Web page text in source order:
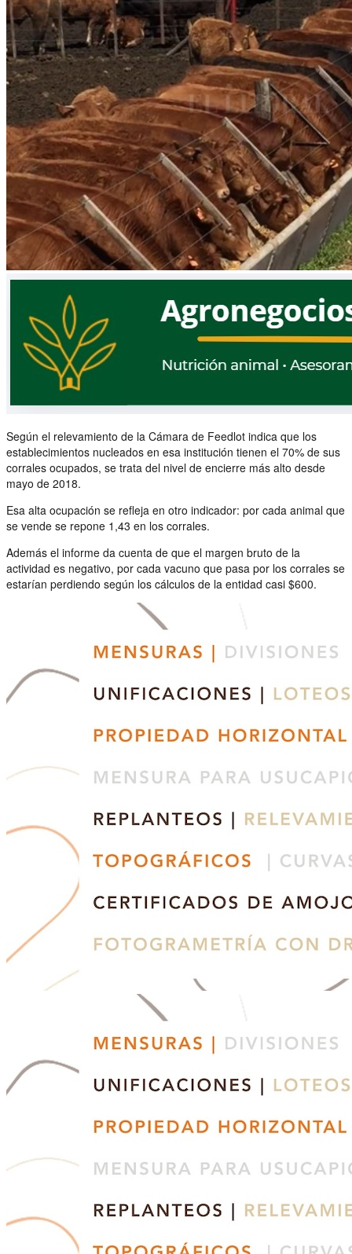
Según el relevamiento de la Cámara de Feedlot indica que los
establecimientos nucleados en esa institución tienen el 70% de sus
corrales ocupados, se trata del nivel de encierre más alto desde
mayo de 2018.
Esa alta ocupación se refleja en otro indicador: por cada animal que
se vende se repone 1,43 en los corrales.
Además el informe da cuenta de que el margen bruto de la
actividad es negativo, por cada vacuno que pasa por los corrales se
estarían perdiendo según los cálculos de la entidad casi $600.